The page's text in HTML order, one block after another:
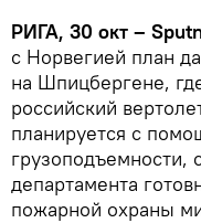
РИГА, 30 окт –
с Норвегией план
на Шпицбергене,
российский
планируется с
грузоподъемности,
департамента
пожарной охраны